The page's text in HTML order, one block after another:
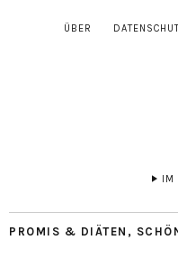
ÜBER
IM
PROMIS & DIÄTEN ,